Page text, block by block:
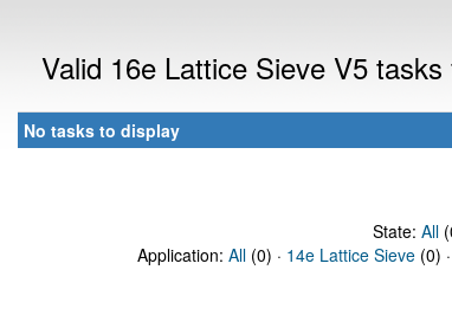
Valid 16e Lattice Sieve V5
No tasks to display
State: All
Application: All (0) · 14e Lattice Sieve (0) ·